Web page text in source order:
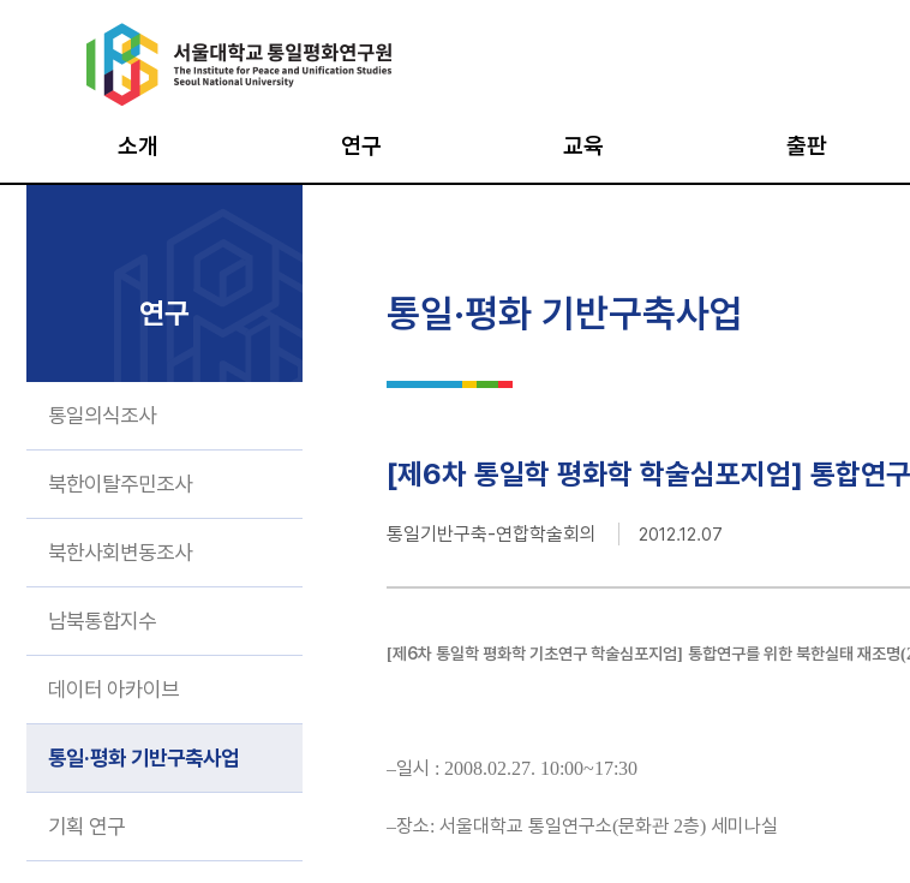
소개
창립 20주년 기념영상
구성과 조직
오시는 길
연구
북한사회변동조사
교육
평화·통일캠프
인턴십 프로그램
출판
평화인문학 총서
평화교실
HORIZON)
BRIEF)
연구
통일의식조사
북한이탈주민조사
북한사회변동조사
남북통합지수
데이터 아카이브
통일·평화 기반구축사업
기획 연구
통일·평화 기반구축사업
[제6차 통일학 평화학 학술심포지엄] 통합연
통일기반구축-연합학술회의 2012.12.07
[제6차 통일학 평화학 기초연구 학술심포지엄] 통합연구를 위한 북한실태 재조명
–일시 : 2008.02.27. 10:00~17:30
–장소: 서울대학교 통일연구소(문화관 2층) 세미나실